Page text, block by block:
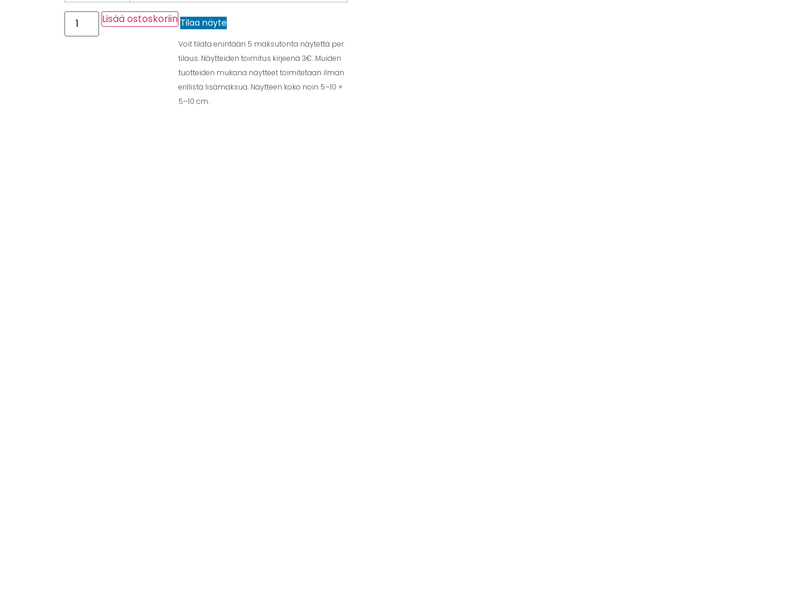
Lisää ostoskoriin Tilaa näyte
Voit tilata enintään 5 maksutonta näytettä per
tilaus. Näytteiden toimitus kirjeenä 3€. Muiden
tuotteiden mukana näytteet toimitetaan ilman
erillistä lisämaksua. Näytteen koko noin 5–10 ×
5–10 cm.